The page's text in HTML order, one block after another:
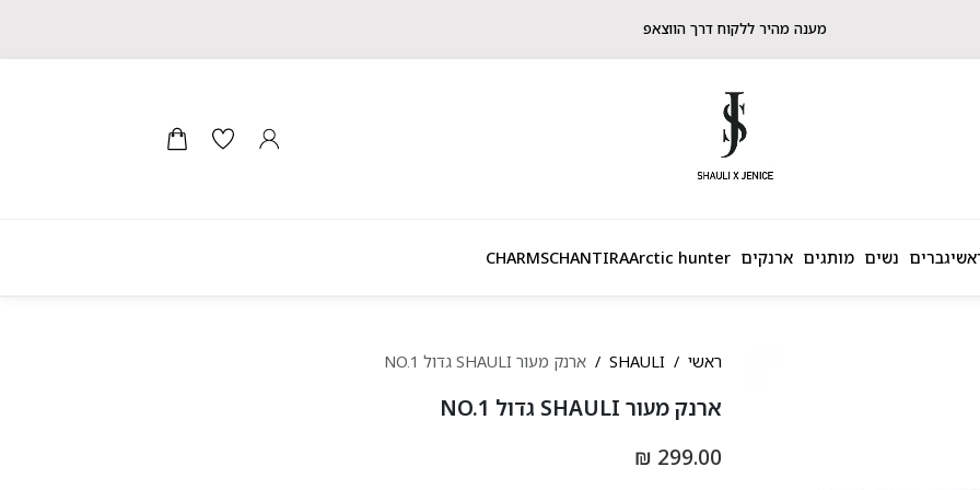
מענה מהיר ללקוח דרך הווצאפ
גברים נשים מותגים ארנקים Arctic hunter
CHANTIRA
CHARMS
ראשי SHAULI ארנק מעור SHAULI גדול NO.1
ארנק מעור SHAULI גדול NO.1
299.00 ₪